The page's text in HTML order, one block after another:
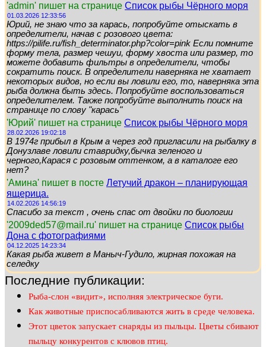
'admin' пишет на странице Список рыбы Чёрного моря
01.03.2026 12:33:56
Юрий, не знаю что за карась, попробуйте отыскать в
определители, начав с розового цвета:
https://pilife.ru/fish_determinator.php?color=pink Если помните
форму тела, размер чешуи, форму хвоста или размер, то
можете добавить фильтры в определители, чтобы
сократить поиск. В определители наверняка не хватает
некоторых видов, но если вы ловили его, то, наверняка эта
рыба должна быть здесь. Попробуйте воспользоваться
определителем. Также попробуйте выполнить поиск на
странице по слову "карась"
'Юрий' пишет на странице Список рыбы Чёрного моря
28.02.2026 19:02:18
В 1974г прибыл в Крым а через год пригласили на рыбалку в
Донузлаве ловили ставридку,бычка зеленого и
черного,Карася с розовым оттенком, а в каталоге его
нет?
'Амина' пишет в посте Летучий дракон – планирующая
ящерица.
14.02.2026 14:56:19
Спасибо за текст , очень спас от двойки по биологии
'2009ded57@mail.ru' пишет на странице Список рыбы
Дона с фотографиями
04.12.2025 14:23:34
Какая рыба живет в Маныч-Гудило, жирная похожая на
селедку
Последние публикации:
Рыба-слон «видит», исполняя электрическое буги.
Как животные приспосабливаются жить в среде человека.
Этот цветок запускает снаряды из пыльцы. Цветы сбивают
пыльцу конкурентов с клювов птиц.